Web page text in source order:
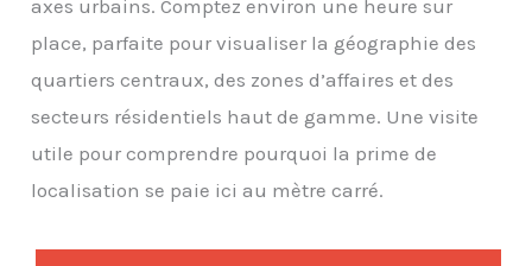
axes urbains. Comptez environ une heure sur
place, parfaite pour visualiser la géographie des
quartiers centraux, des zones d’affaires et des
secteurs résidentiels haut de gamme. Une visite
utile pour comprendre pourquoi la prime de
localisation se paie ici au mètre carré.